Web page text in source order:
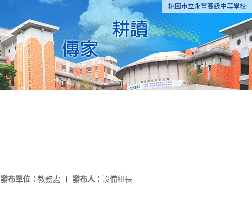
桃園市立永豐高級中等學校
發布人： 設備組長
發布單位： 教務處 |